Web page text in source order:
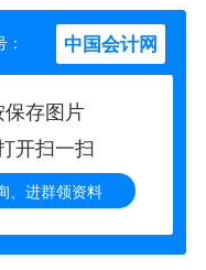
中国会计网
存图片
开扫一扫
、进群领资料